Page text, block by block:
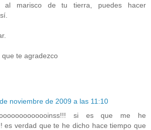
al marisco de tu tierra, puedes hacer
que te agradezco
noviembre de 2009 a las 11:10
si es que me he
es verdad que te he dicho hace tiempo que